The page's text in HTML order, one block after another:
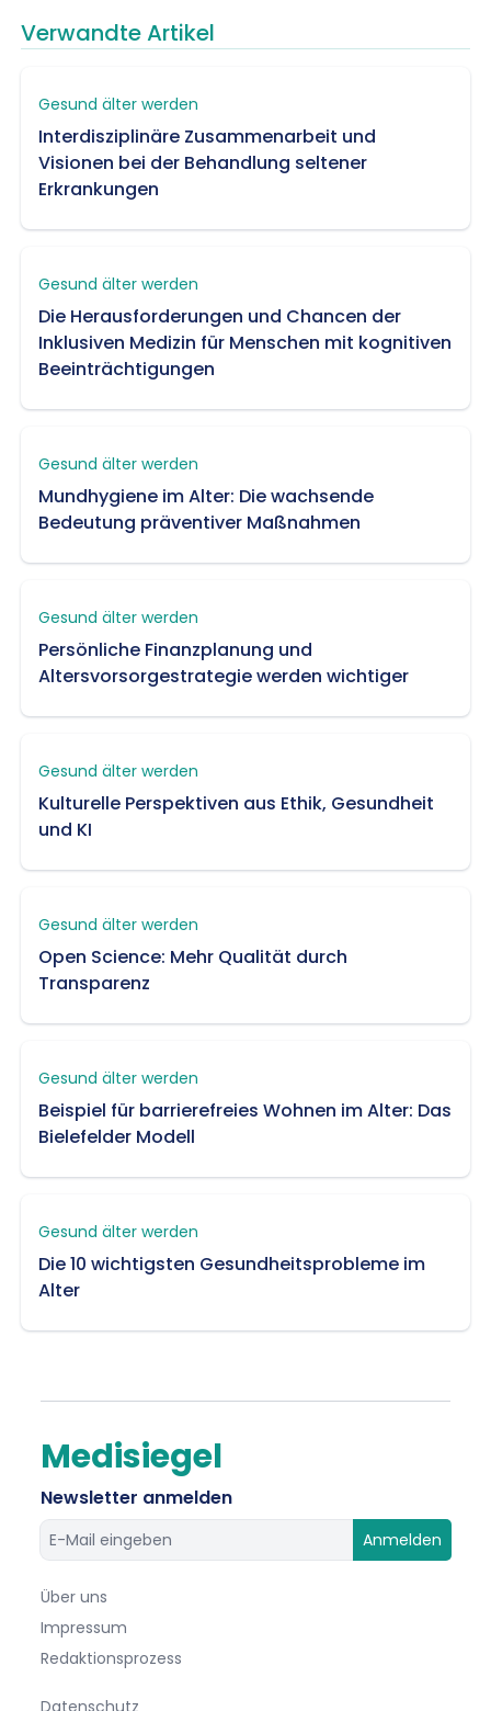
Verwandte Artikel
Gesund älter werden
Interdisziplinäre Zusammenarbeit und
Visionen bei der Behandlung seltener
Erkrankungen
Gesund älter werden
Die Herausforderungen und Chancen der
Inklusiven Medizin für Menschen mit kognitiven
Beeinträchtigungen
Gesund älter werden
Mundhygiene im Alter: Die wachsende
Bedeutung präventiver Maßnahmen
Gesund älter werden
Persönliche Finanzplanung und
Altersvorsorgestrategie werden wichtiger
Gesund älter werden
Kulturelle Perspektiven aus Ethik, Gesundheit
und KI
Gesund älter werden
Open Science: Mehr Qualität durch
Transparenz
Gesund älter werden
Beispiel für barrierefreies Wohnen im Alter: Das
Bielefelder Modell
Gesund älter werden
Die 10 wichtigsten Gesundheitsprobleme im
Alter
Medisiegel
Newsletter anmelden
Anmelden
Über uns
Impressum
Redaktionsprozess
Datenschutz